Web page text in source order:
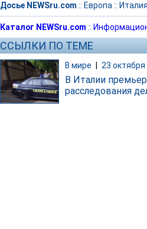
Досье NEWSru.com :: Европа :: Италия
Каталог NEWSru.com ::
ССЫЛКИ ПО ТЕМЕ
В мире 23 октября
В Италии
расследования